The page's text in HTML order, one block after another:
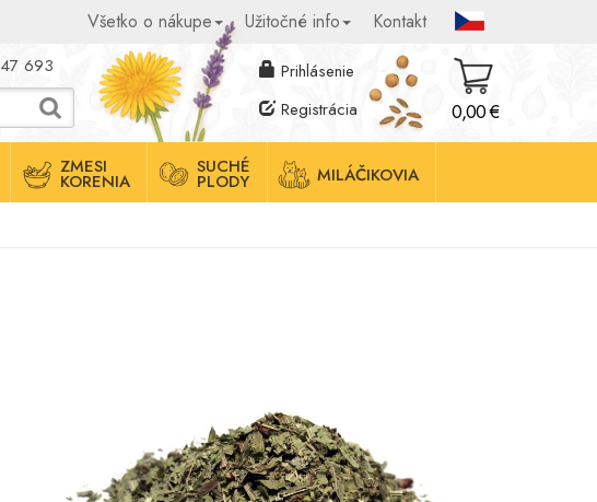
Všetko o nákupe Užitočné info Kontakt
693
Prihlásenie
Registrácia
0,00 €
ZMESI
KORENIA
SUCHÉ
PLODY MILÁČIKOVIA